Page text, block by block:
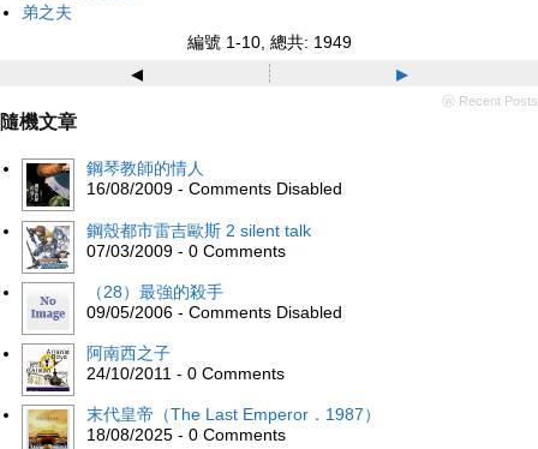
弟之夫
編號 1-10, 總共: 1949
◂ ▸
ⓦ Recent Posts
隨機文章
鋼琴教師的情人
16/08/2009 - Comments Disabled
鋼殼都市雷吉歐斯 2 silent talk
07/03/2009 - 0 Comments
（28）最強的殺手
09/05/2006 - Comments Disabled
阿南西之子
24/10/2011 - 0 Comments
末代皇帝（The Last Emperor．1987）
18/08/2025 - 0 Comments